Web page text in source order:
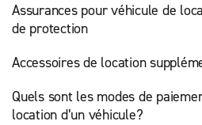
Assurances pour véhicule de
de protection
Accessoires de location
Quels sont les modes de
location d’un véhicule?